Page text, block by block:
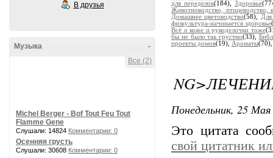
В друзья
-
Музыка
Все (2)
Michel Berger - Bof Tout Feu Tout
Flamme Gene
Слушали: 14824 Комментарии: 0
Осенняя грусть
Слушали: 30608 Комментарии: 0
для переделок(184), Здоровье
Животноводство, птицеводство,
Домашнее цветоводство(58),
физкультура-начинается здоровье
Всё о коже и рукоделочки тоже
бы не было так грустно(33),
проекты домов(19), Ароматы
Понедельник, 25
Это цитата
свой цитатник